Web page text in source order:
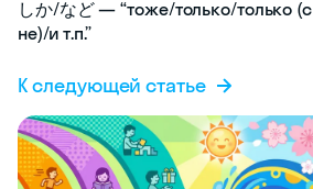
しか/など — “тоже/только/только (с
не)/и т.п.”
К следующей статье